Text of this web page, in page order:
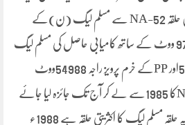
گئے۔ 2008کے انتخابات میں حلقہ NA-52 سے مسلم لیگ (ن)کے
چوہدری نثار علی خان نے 97747 ووٹ کے ساتھ کامیابی حاصل کی مسلم لیگ
(ق) کے محمد ناصر راجہ 54988اور PPکے خرم پرویز راجہ 54988ووٹ
حاصل کر سکے ۔اگر حلقہ NA-52کا 1985سے لے کر آج تک جائزہ لیا جائے
تو یہ بات واضع ہو جاتی ہے کہ یہ حلقہ مسلم لیگ کا اکثریتی حلقہ ہے 1988ء